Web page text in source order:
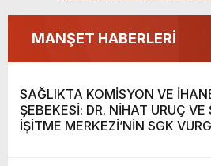
MANŞET HABERLERİ
SAĞLIKTA KOMİSYON VE
ŞEBEKESİ: DR. NİHAT URUÇ VE
İŞİTME MERKEZİ’NİN SGK